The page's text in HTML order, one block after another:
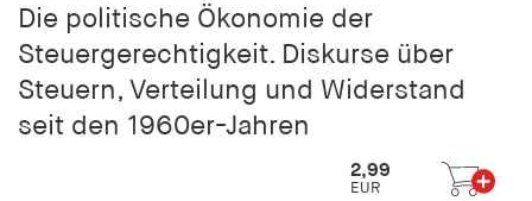
Die politische Ökonomie der
Steuergerechtigkeit. Diskurse über
Steuern, Verteilung und Widerstand
seit den 1960er-Jahren
2,99
EUR